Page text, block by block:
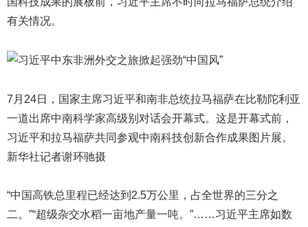
有关情况。
7月24日，国家主席习近平和南非总统拉马福萨在比勒陀利亚
一道出席中南科学家高级别对话会开幕式。这是开幕式前，
习近平和拉马福萨共同参观中南科技创新合作成果图片展。
新华社记者谢环驰摄
“中国高铁总里程已经达到2.5万公里，占全世界的三分之
二。”“超级杂交水稻一亩地产量一吨。”……习近平主席如数